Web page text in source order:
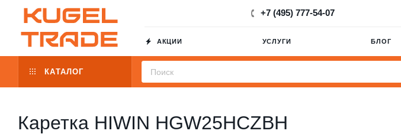
+7 (495) 777-54-07
АКЦИИ УСЛУГИ БЛОГ
КАТАЛОГ
Каретка HIWIN HGW25HCZBH